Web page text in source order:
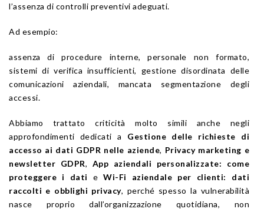
l’assenza di controlli preventivi adeguati.
Ad esempio:
assenza di procedure interne, personale non formato,
sistemi di verifica insufficienti, gestione disordinata delle
comunicazioni aziendali, mancata segmentazione degli
accessi.
Abbiamo trattato criticità molto simili anche negli
approfondimenti dedicati a Gestione delle richieste di
accesso ai dati GDPR nelle aziende, Privacy marketing e
newsletter GDPR, App aziendali personalizzate: come
proteggere i dati eWi-Fi aziendale per clienti: dati
raccolti e obblighi privacy, perché spesso la vulnerabilità
nasce proprio dall’organizzazione quotidiana, non